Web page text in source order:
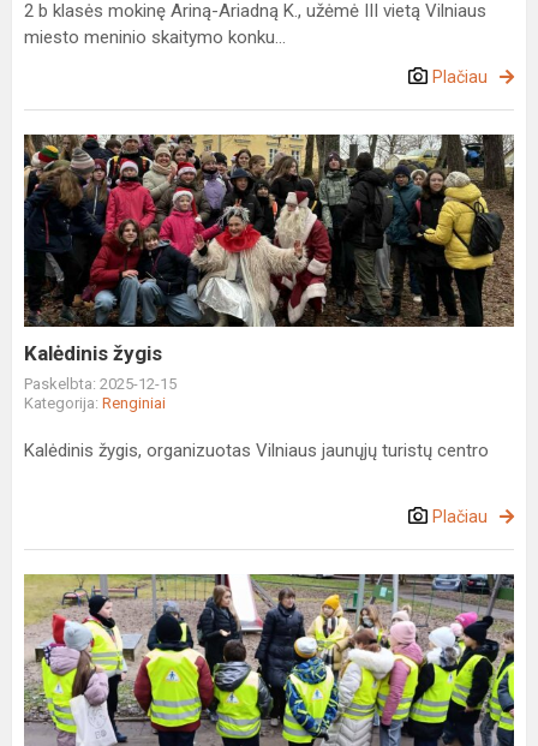
2 b klasės mokinę Ariną-Ariadną K., užėmė III vietą Vilniaus
miesto meninio skaitymo konku...
Plačiau
Kalėdinis
žygis
Kalėdinis žygis
Paskelbta: 2025-12-15
Kategorija: Renginiai
Kalėdinis žygis, organizuotas Vilniaus jaunųjų turistų centro
Plačiau
Integruota
gamtos
ir
anglų
kalbos
pamoka